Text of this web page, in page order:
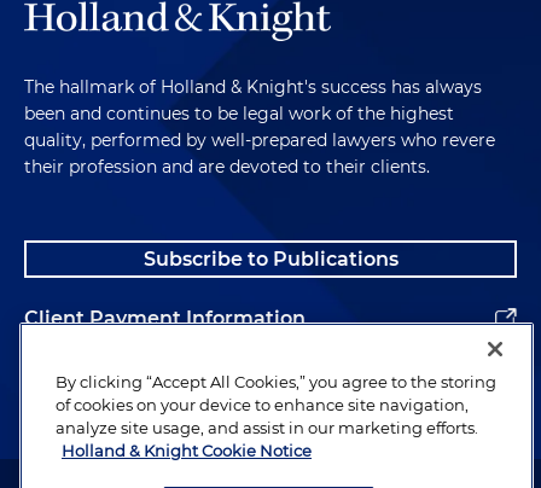
The hallmark of Holland & Knight's success has always
been and continues to be legal work of the highest
quality, performed by well-prepared lawyers who revere
their profession and are devoted to their clients.
Subscribe to Publications
Client Payment Information
Alumni
By clicking “Accept All Cookies,” you agree to the storing
of cookies on your device to enhance site navigation,
analyze site usage, and assist in our marketing efforts.
Holland & Knight Cookie Notice